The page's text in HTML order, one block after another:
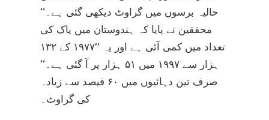
حالیہ برسوں میں گراوٹ دیکھی گئی ہے۔‘‘
محققین نے پایا کہ ہندوستان میں یاک کی
تعداد میں کمی آئی ہے اور یہ ’’۱۹۷۷ کے ۱۳۲
ہزار سے ۱۹۹۷ میں ۵۱ ہزار پر آ گئی ہے۔‘‘
صرف تین دہائیوں میں ۶۰ فیصد سے زیادہ
کی گراوٹ۔